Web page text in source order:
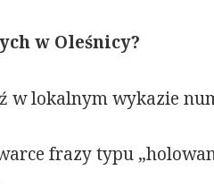
w Oleśnicy?
w lokalnym wykazie
frazy typu